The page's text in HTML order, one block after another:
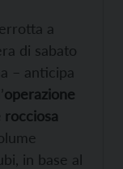
a
di sabato
– anticipa
operazione
in base al